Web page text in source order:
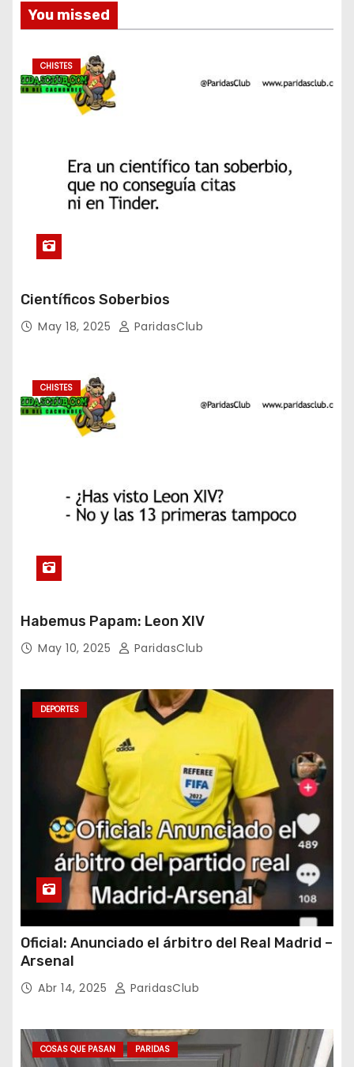
You missed
CHISTES
Científicos Soberbios
May 18, 2025 ParidasClub
CHISTES
Habemus Papam: Leon XIV
May 10, 2025 ParidasClub
DEPORTES
Oficial: Anunciado el árbitro del Real Madrid –
Arsenal
Abr 14, 2025 ParidasClub
COSAS QUE PASAN PARIDAS